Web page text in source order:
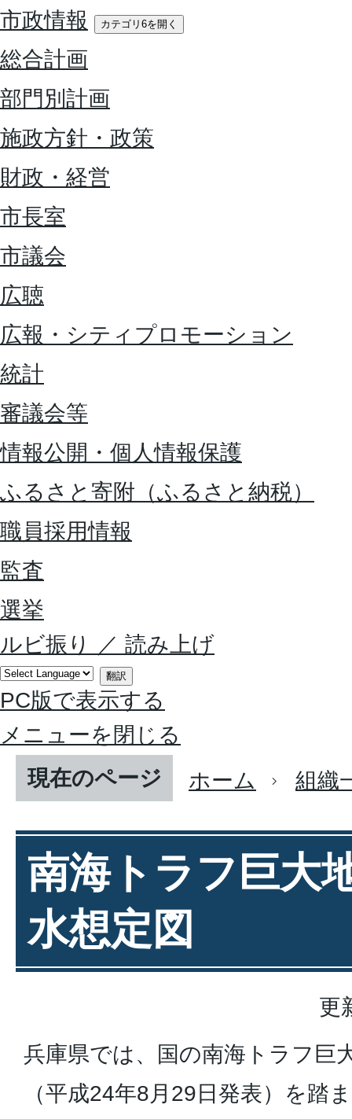
市政情報 カテゴリ6を開く
総合計画
部門別計画
施政方針・政策
財政・経営
市長室
市議会
広聴
広報・シティプロモーション
統計
審議会等
情報公開・個人情報保護
ふるさと寄附（ふるさと納税）
職員採用情報
監査
選挙
ルビ振り
／ 読み上げ
翻訳
PC版で表示する
メニューを閉じる
現在のページ
ホーム 組織
南海トラフ巨大
水想定図
更
兵庫県では、国の南海トラフ巨
（平成24年8月29日発表）を踏